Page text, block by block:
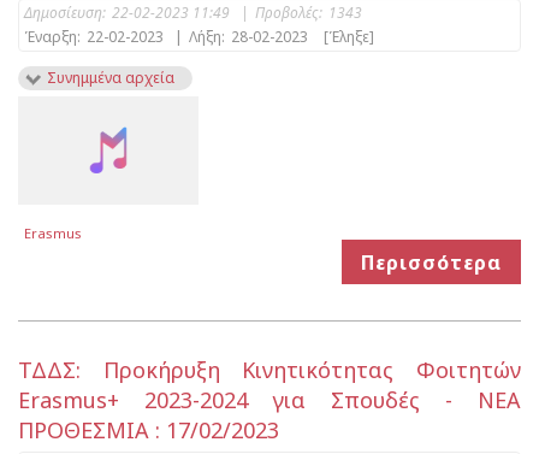
Δημοσίευση: 22-02-2023 11:49 | Προβολές: 1343
Έναρξη: 22-02-2023 | Λήξη: 28-02-2023
[Έληξε]
Συνημμένα αρχεία
Erasmus
Περισσότερα
ΤΔΔΣ: Προκήρυξη Kινητικότητας Φοιτητών
Erasmus+ 2023-2024 για Σπουδές - ΝΕΑ
ΠΡΟΘΕΣΜΙΑ : 17/02/2023